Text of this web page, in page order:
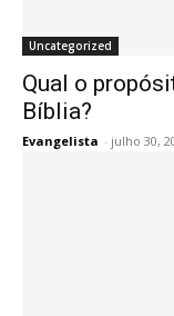
Uncategorized
Qual o
Bíblia?
Evangelista - julho 30,